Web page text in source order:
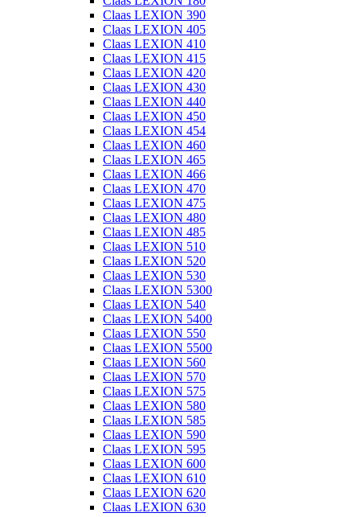
Claas LEXION 390
Claas LEXION 405
Claas LEXION 410
Claas LEXION 415
Claas LEXION 420
Claas LEXION 430
Claas LEXION 440
Claas LEXION 450
Claas LEXION 454
Claas LEXION 460
Claas LEXION 465
Claas LEXION 466
Claas LEXION 470
Claas LEXION 475
Claas LEXION 480
Claas LEXION 485
Claas LEXION 510
Claas LEXION 520
Claas LEXION 530
Claas LEXION 5300
Claas LEXION 540
Claas LEXION 5400
Claas LEXION 550
Claas LEXION 5500
Claas LEXION 560
Claas LEXION 570
Claas LEXION 575
Claas LEXION 580
Claas LEXION 585
Claas LEXION 590
Claas LEXION 595
Claas LEXION 600
Claas LEXION 610
Claas LEXION 620
Claas LEXION 630